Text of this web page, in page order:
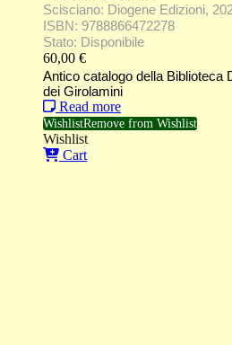
Scisciano: Diogene Edizioni,
ISBN: 9788866472278
Stato: Disponibile
60,00 €
Antico catalogo della Biblioteca
dei Girolamini
Read more
WishlistRemove from Wishlist
Wishlist
Cart